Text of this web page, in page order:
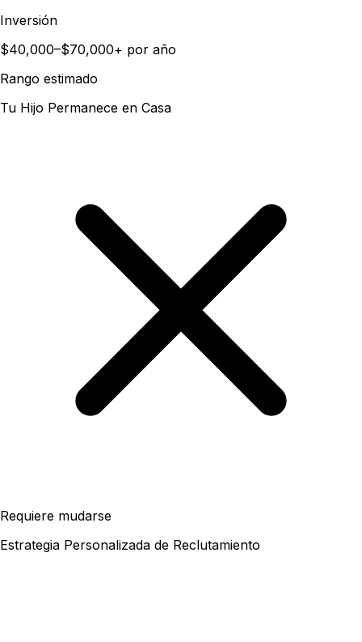
Inversión
$40,000–$70,000+ por año
Rango estimado
Tu Hijo Permanece en Casa
Requiere mudarse
Estrategia Personalizada de Reclutamiento